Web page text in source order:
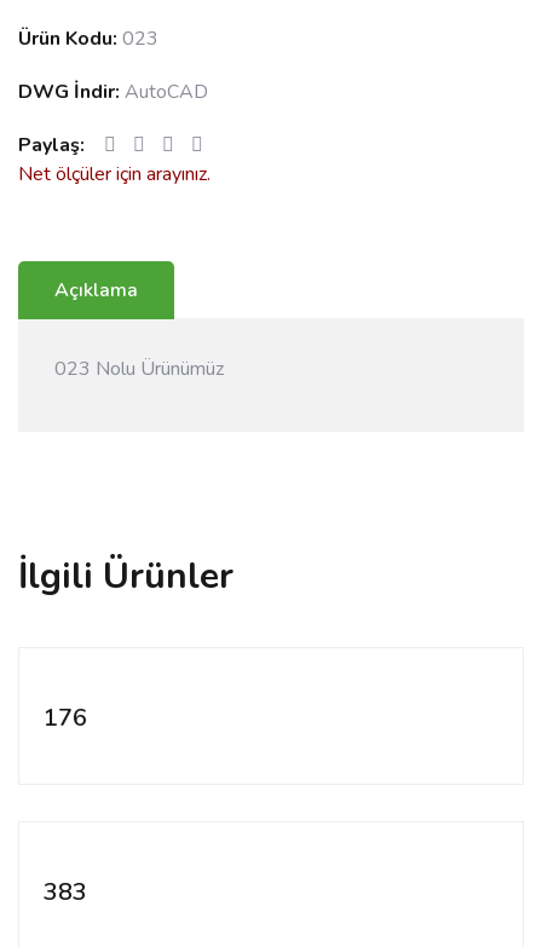
Ürün Kodu: 023
DWG İndir: AutoCAD
Paylaş:
Net ölçüler için arayınız.
Açıklama
023 Nolu Ürünümüz
İlgili Ürünler
176
383